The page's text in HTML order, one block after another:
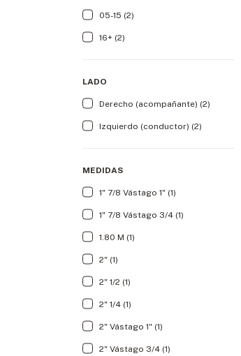
05-15 (2)
16+ (2)
LADO
Derecho (acompañante) (2)
Izquierdo (conductor) (2)
MEDIDAS
1" 7/8 Vástago 1" (1)
1" 7/8 Vástago 3/4 (1)
1.80 M (1)
2" (1)
2" 1/2 (1)
2" 1/4 (1)
2" Vástago 1" (1)
2" Vástago 3/4 (1)